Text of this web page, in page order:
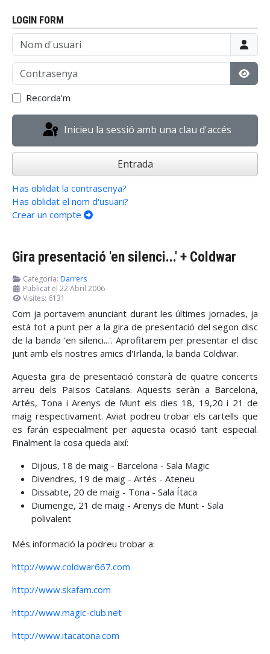
LOGIN FORM
Nom d'usuari
Contrasenya
Recorda'm
Inicieu la sessió amb una clau d'accés
Entrada
Has oblidat la contrasenya?
Has oblidat el nom d'usuari?
Crear un compte
Gira presentació 'en silenci...' + Coldwar
Categoria: Darrers
Publicat el 22 Abril 2006
Visites: 6131
Com ja portavem anunciant durant les últimes jornades, ja
està tot a punt per a la gira de presentació del segon disc
de la banda 'en silenci...'. Aprofitarem per presentar el disc
junt amb els nostres amics d'Irlanda, la banda Coldwar.
Aquesta gira de presentació constarà de quatre concerts
arreu dels Països Catalans. Aquests seràn a Barcelona,
Artés, Tona i Arenys de Munt els dies 18, 19,20 i 21 de
maig respectivament. Aviat podreu trobar els cartells que
es farán especialment per aquesta ocasió tant especial.
Finalment la cosa queda així:
Dijous, 18 de maig - Barcelona - Sala Magic
Divendres, 19 de maig - Artés - Ateneu
Dissabte, 20 de maig - Tona - Sala Ítaca
Diumenge, 21 de maig - Arenys de Munt - Sala
polivalent
Més informació la podreu trobar a:
http://www.coldwar667.com
http://www.skafam.com
http://www.magic-club.net
http://www.itacatona.com